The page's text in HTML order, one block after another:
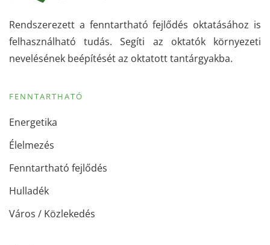
Rendszerezett a fenntartható fejlődés oktatásához is
felhasználható tudás. Segíti az oktatók környezeti
nevelésének beépítését az oktatott tantárgyakba.
FENNTARTHATÓ
Energetika
Élelmezés
Fenntartható fejlődés
Hulladék
Város / Közlekedés